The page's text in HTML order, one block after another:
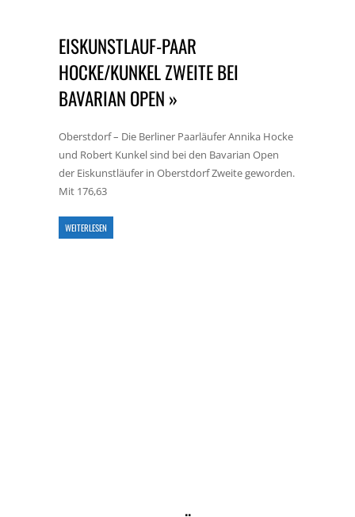
EISKUNSTLAUF-PAAR
HOCKE/KUNKEL ZWEITE BEI
BAVARIAN OPEN »
Oberstdorf – Die Berliner Paarläufer Annika Hocke
und Robert Kunkel sind bei den Bavarian Open
der Eiskunstläufer in Oberstdorf Zweite geworden.
Mit 176,63
WEITERLESEN